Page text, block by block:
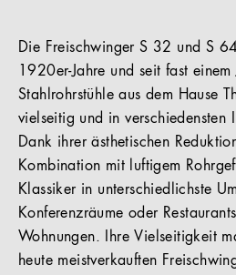
Die Freischwinger S 32 und S
1920er-Jahre und seit fast
Stahlrohrstühle aus dem Hause
vielseitig und in verschiedensten
Dank ihrer ästhetischen
Kombination mit luftigem
Klassiker in unterschiedlichste
Konferenzräume oder
Wohnungen. Ihre Vielseitigkeit
heute meistverkauften